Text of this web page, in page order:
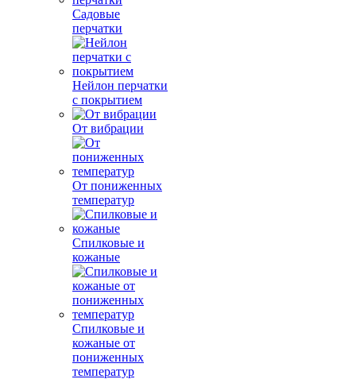
Садовые
перчатки
Нейлон перчатки
с покрытием
От вибрации
От пониженных
температур
Спилковые и
кожаные
Спилковые и
кожаные от
пониженных
температур